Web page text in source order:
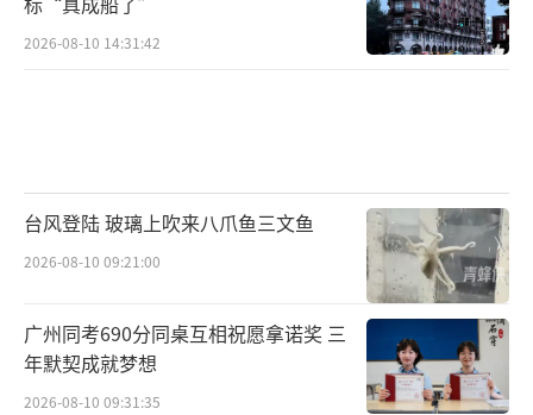
2026-08-10 14:31:42
台风登陆 玻璃上吹来八爪鱼三文鱼
2026-08-10 09:21:00
广州同考690分同桌互相祝愿拿诺奖 三
年默契成就梦想
2026-08-10 09:31:35